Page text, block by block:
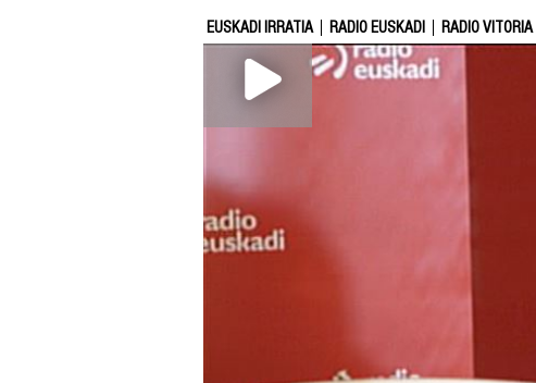
EUSKADI IRRATIA RADIO EUSKADI RADIO VITORIA